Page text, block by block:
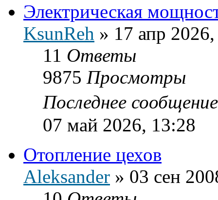
Электрическая
KsunReh » 17 апр
11 Ответы
9875 Просмотры
Последнее
07 май 2026, 13:28
Отопление цехов
Aleksander » 03 сен